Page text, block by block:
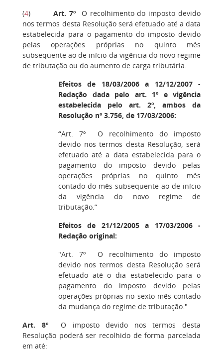
(4)Art. 7º O recolhimento do imposto devido
nos termos desta Resolução será efetuado até a data
estabelecida para o pagamento do imposto devido
pelas operações próprias no quinto mês
subseqüente ao de início da vigência do novo regime
de tributação ou do aumento de carga tributária.
Efeitos de 18/03/2006 a 12/12/2007 -
Redação dada pelo art. 1º e vigência
estabelecida pelo art. 2º, ambos da
Resolução nº 3.756, de 17/03/2006:
“Art. 7º O recolhimento do imposto
devido nos termos desta Resolução, será
efetuado até a data estabelecida para o
pagamento do imposto devido pelas
operações próprias no quinto mês
contado do mês subseqüente ao de início
da vigência do novo regime de
tributação.”
Efeitos de 21/12/2005 a 17/03/2006 -
Redação original:
"Art. 7º O recolhimento do imposto
devido nos termos desta Resolução será
efetuado até o dia estabelecido para o
pagamento do imposto devido pelas
operações próprias no sexto mês contado
da mudança do regime de tributação."
Art. 8ºO imposto devido nos termos desta
Resolução poderá ser recolhido de forma parcelada
em até: